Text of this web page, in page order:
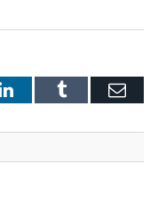
LinkedInTumblr E-